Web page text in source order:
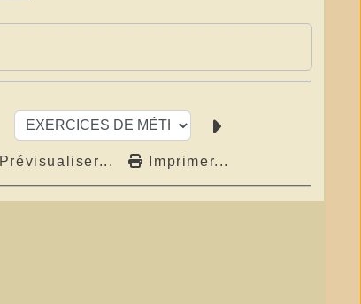
Prévisualiser... Imprimer...